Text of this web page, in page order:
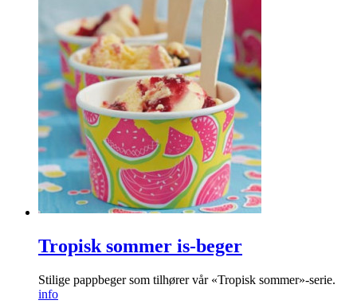
Tropisk sommer is-beger
Stilige pappbeger som tilhører vår «Tropisk sommer»-serie.
info